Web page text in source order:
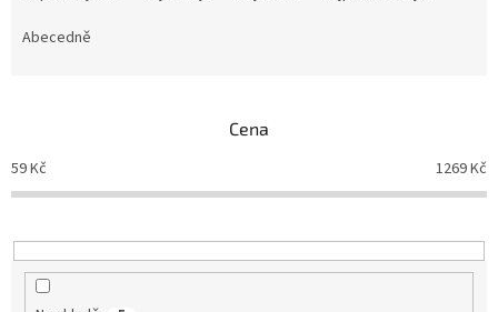
o
d
k
t
Abecedně
Cena
59Kč 1269Kč